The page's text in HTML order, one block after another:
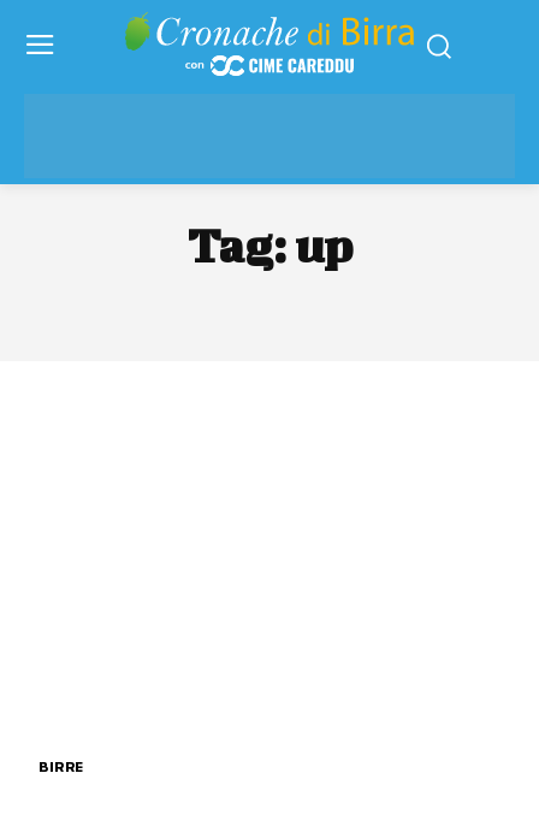
Tag:up
BIRRE